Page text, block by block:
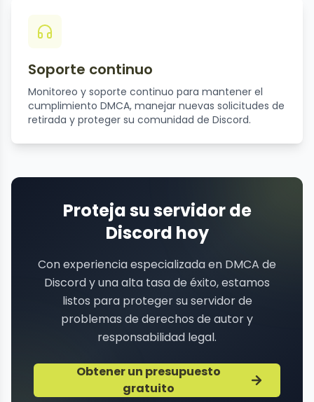
Soporte continuo
Monitoreo y soporte continuo para mantener el
cumplimiento DMCA, manejar nuevas solicitudes de
retirada y proteger su comunidad de Discord.
Proteja su servidor de
Discord hoy
Con experiencia especializada en DMCA de
Discord y una alta tasa de éxito, estamos
listos para proteger su servidor de
problemas de derechos de autor y
responsabilidad legal.
Obtener un presupuesto
gratuito